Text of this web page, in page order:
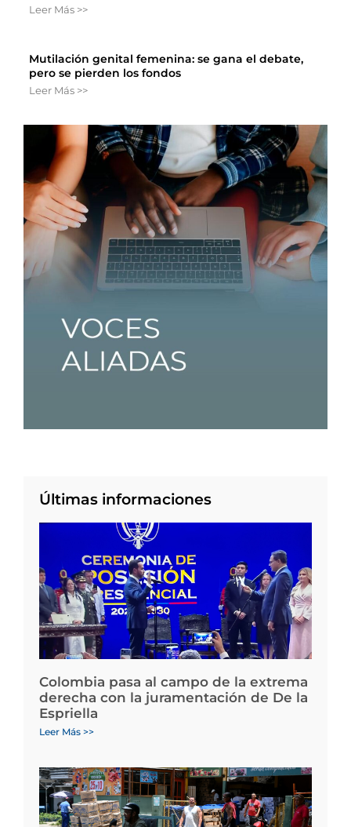
Leer Más >>
Mutilación genital femenina: se gana el debate,
pero se pierden los fondos
Leer Más >>
Últimas informaciones
Colombia pasa al campo de la extrema
derecha con la juramentación de De la
Espriella
Leer Más >>